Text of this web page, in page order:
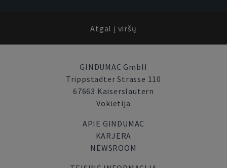
Atgal į viršų
GINDUMAC GmbH
Trippstadter Strasse 110
67663 Kaiserslautern
Vokietija
APIE GINDUMAC
KARJERA
NEWSROOM